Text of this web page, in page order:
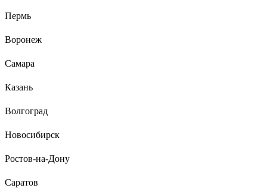
Алексей Ш.
Перевезли склад, возим по неровному полу и асфальту.
Пермь
Воронеж
Самара
Казань
Волгоград
Новосибирск
Ростов-на-Дону
Саратов